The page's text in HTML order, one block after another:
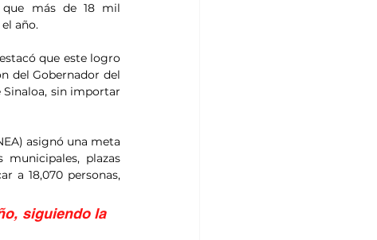
que más de 18 mil
año.
que este logro
del Gobernador del
Sinaloa, sin importar
asignó una meta
municipales, plazas
a 18,070 personas,
siguiendo la